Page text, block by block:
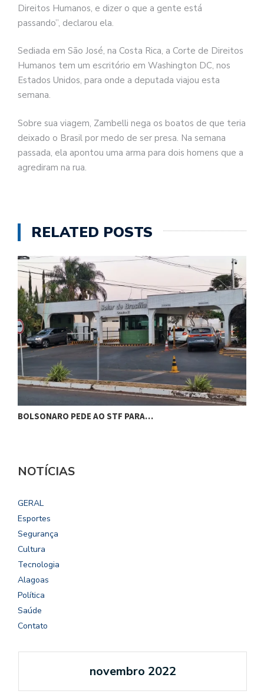
Direitos Humanos, e dizer o que a gente está
passando”, declarou ela.
Sediada em São José, na Costa Rica, a Corte de Direitos
Humanos tem um escritório em Washington DC, nos
Estados Unidos, para onde a deputada viajou esta
semana.
Sobre sua viagem, Zambelli nega os boatos de que teria
deixado o Brasil por medo de ser presa. Na semana
passada, ela apontou uma arma para dois homens que a
agrediram na rua.
RELATED POSTS
BOLSONARO PEDE AO STF PARA…
NOTÍCIAS
GERAL
Esportes
Segurança
Cultura
Tecnologia
Alagoas
Política
Saúde
Contato
novembro 2022